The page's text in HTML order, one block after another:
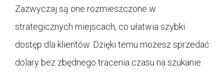
Zazwyczaj są one rozmieszczone w
strategicznych miejscach, co ułatwia szybki
dostęp dla klientów. Dzięki temu możesz sprzedać
dolary bez zbędnego tracenia czasu na szukanie